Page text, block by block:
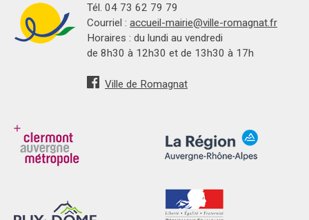
Tél. 04 73 62 79 79
Courriel : accueil-mairie@ville-romagnat.fr
Horaires : du lundi au vendredi
de 8h30 à 12h30 et de 13h30 à 17h
Ville de Romagnat